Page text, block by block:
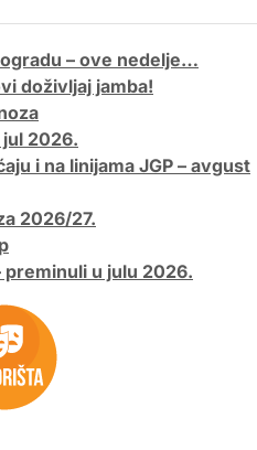
– ove nedelje…
doživljaj jamba!
2026.
i na linijama JGP – avgust
2026/27.
preminuli u julu 2026.